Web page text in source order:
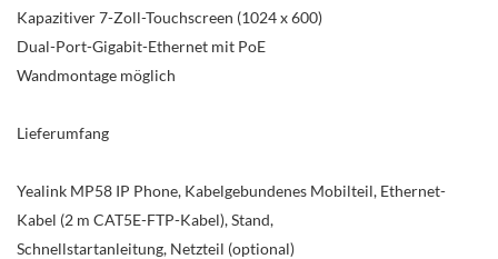
Kapazitiver 7-Zoll-Touchscreen (1024 x 600)
Dual-Port-Gigabit-Ethernet mit PoE
Wandmontage möglich
Lieferumfang
Yealink MP58 IP Phone, Kabelgebundenes Mobilteil, Ethernet-
Kabel (2 m CAT5E-FTP-Kabel), Stand,
Schnellstartanleitung, Netzteil (optional)